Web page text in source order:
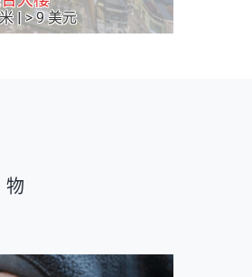
| > 9 美元
物